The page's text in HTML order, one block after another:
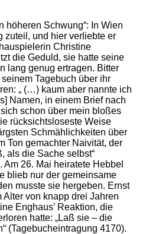
höheren Schwung“: In Wien
zuteil, und hier verliebte er
Christine
die Geduld, sie hatte seine
lang genug ertragen. Bitter
Tagebuch über ihr
„ (…) kaum aber nannte ich
Namen, in einem Brief nach
schon über mein bloßes
rücksichtsloseste Weise
Schmählichkeiten über
Ton gemachter Naivität, der
als die Sache selbst“
Am 26. Mai heiratete Hebbel
blieb nur der gemeinsame
musste sie hergeben. Ernst
von knapp drei Jahren
Enghaus’ Reaktion, die
hatte: „Laß sie – die
(Tagebucheintragung 4170).